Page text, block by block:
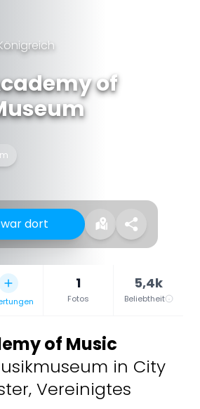
of
dort
1
Fotos
5,4k
Beliebtheit
of Music
in City
Vereinigtes